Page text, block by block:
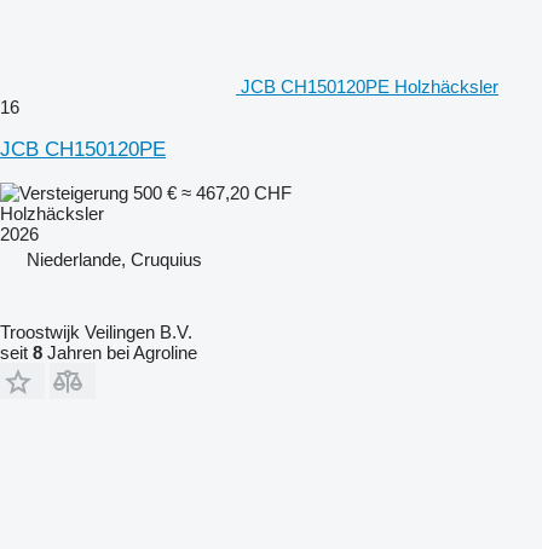
JCB CH150120PE Holzhäcksler
16
JCB CH150120PE
500 € ≈ 467,20 CHF
Holzhäcksler
2026
Niederlande, Cruquius
Troostwijk Veilingen B.V.
seit 8 Jahren bei Agroline